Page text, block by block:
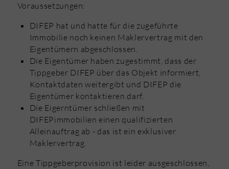
Voraussetzungen:
DIFEP hat und hatte für die zugeführte
Immobilie noch keinen Maklervertrag mit den
Eigentümern abgeschlossen.
Die Eigentümer haben zugestimmt, dass der
Tippgeber DIFEP über das Objekt informiert,
Kontaktdaten weitergibt und DIFEP die
Eigentümer kontaktieren darf.
Die Eigerntümer schließen mit
DIFEPimmobilien einen qualifizierten
Alleinauftrag ab - das ist ein exklusiver
Maklervertrag.
Eine Tippgeberprovision ist leider ausgeschlossen,